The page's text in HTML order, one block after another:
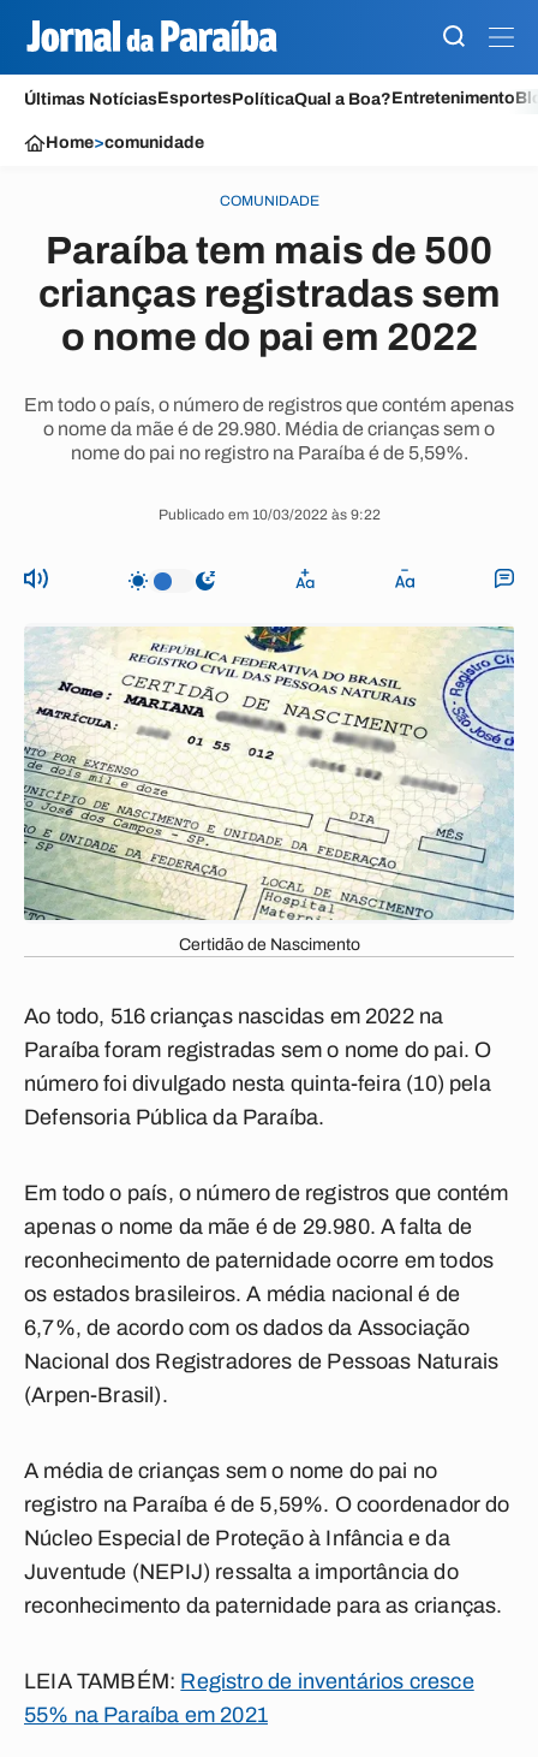
Últimas NotíciasEsportesPolíticaQual a Boa?Entretenimento
Home>comunidade
COMUNIDADE
Paraíba tem mais de 500
crianças registradas sem
o nome do pai em 2022
Em todo o país, o número de registros que contém apenas
o nome da mãe é de 29.980. Média de crianças sem o
nome do pai no registro na Paraíba é de 5,59%.
Publicado em 10/03/2022 às 9:22
Certidão de Nascimento
Ao todo, 516 crianças nascidas em 2022 na
Paraíba foram registradas sem o nome do pai. O
número foi divulgado nesta quinta-feira (10) pela
Defensoria Pública da Paraíba.
Em todo o país, o número de registros que contém
apenas o nome da mãe é de 29.980. A falta de
reconhecimento de paternidade ocorre em todos
os estados brasileiros. A média nacional é de
6,7%, de acordo com os dados da Associação
Nacional dos Registradores de Pessoas Naturais
(Arpen-Brasil).
A média de crianças sem o nome do pai no
registro na Paraíba é de 5,59%. O coordenador do
Núcleo Especial de Proteção à Infância e da
Juventude (NEPIJ) ressalta a importância do
reconhecimento da paternidade para as crianças.
LEIA TAMBÉM: Registro de inventários cresce
55% na Paraíba em 2021